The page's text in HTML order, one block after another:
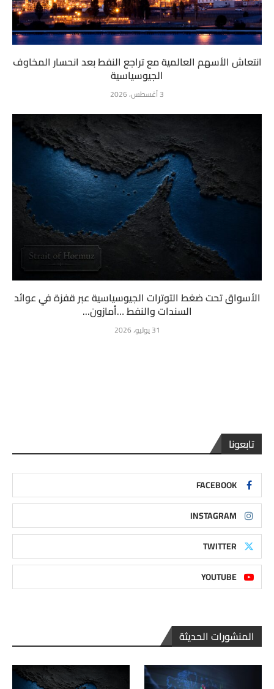
انتعاش الأسهم العالمية مع تراجع النفط بعد انحسار المخاوف
الجيوسياسية
3 أغسطس، 2026
الأسواق تحت ضغط التوترات الجيوسياسية عبر قفزة في عوائد
السندات والنفط …أمازون...
31 يوليو، 2026
تابعونا
FACEBOOK
INSTAGRAM
TWITTER
YOUTUBE
المنشورات الحديثة